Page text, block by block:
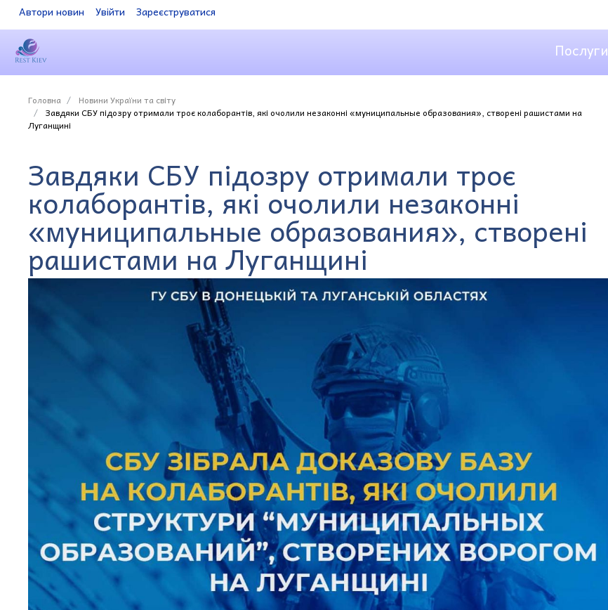
Автори новин Увійти Зареєструватися
Послуги
Головна
Новини України та світу
Завдяки СБУ підозру отримали троє колаборантів, які очолили незаконні «муниципальные образования», створені рашистами на
Луганщині
Завдяки СБУ підозру отримали троє
колаборантів, які очолили незаконні
«муниципальные образования», створені
рашистами на Луганщині